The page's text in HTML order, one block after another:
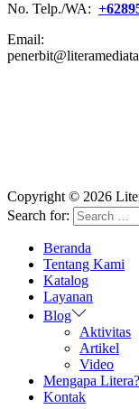
No. Telp./WA:
Email:
Copyright © 2026
Search for:
Beranda
Tentang Kami
Katalog
Layanan
Blog
Aktivitas
Artikel
Video
Mengapa Litera?
Kontak